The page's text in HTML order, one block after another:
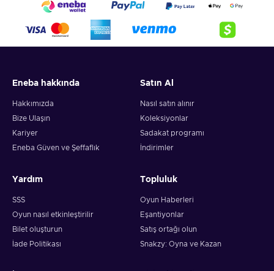
Eneba hakkında
Hakkımızda
Bize Ulaşın
Kariyer
Eneba Güven ve Şeffaflık
Satın Al
Nasıl satın alınır
Koleksiyonlar
Sadakat programı
İndirimler
Yardım
SSS
Oyun nasıl etkinleştirilir
Bilet oluşturun
İade Politikası
Topluluk
Oyun Haberleri
Eşantiyonlar
Satış ortağı olun
Snakzy: Oyna ve Kazan